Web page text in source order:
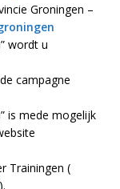
Groningen –
wordt u
campagne
is mede mogelijk
Trainingen (
).